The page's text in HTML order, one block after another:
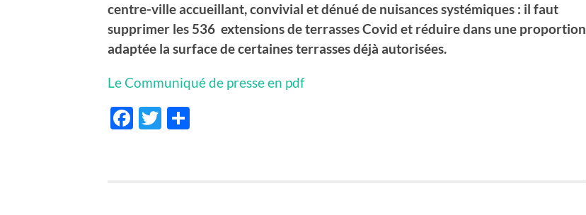
centre-ville accueillant, convivial et dénué de nuisances systémiques : il faut
supprimer les 536 extensions de terrasses Covid et réduire dans une proportion
adaptée la surface de certaines terrasses déjà autorisées.
Le Communiqué de presse en pdf
Facebook
Twitter